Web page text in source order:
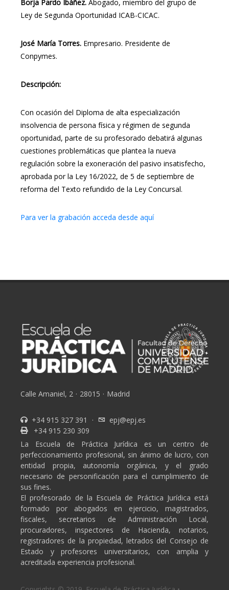
Borja Pardo Ibáñez. Abogado, miembro del grupo de
Ley de Segunda Oportunidad ICAB-CICAC.
José María Torres. Empresario. Presidente de
Conpymes.
Descripción:
Con ocasión del Diploma de alta especialización
insolvencia de persona física y régimen de segunda
oportunidad, parte de su profesorado debatirá algunas
cuestiones problemáticas que plantea la nueva
regulación sobre la exoneración del pasivo insatisfecho,
aprobada por la Ley 16/2022, de 5 de septiembre de
reforma del Texto refundido de la Ley Concursal.
Para ver la grabación acceda desde aquí
Calle Amaniel, 2 · 28015 · Madrid
+34 915 327 391 ·
epj@epj.es
+34 915 230 309
La Escuela de Práctica Jurídica es un centro de
perfeccionamiento profesional, sin ánimo de lucro, con
entidad propia, autonomía orgánica, y el grado
necesario de personificación para el cumplimiento de
sus fines.
El profesorado de la Escuela de Práctica Jurídica está
formado por abogados en ejercicio, magistrados,
fiscales, secretarios de Administración Local,
procuradores, inspectores de Hacienda, notarios,
registradores de la propiedad, letrados del Consejo de
Estado y profesores universitarios, con amplia y
acreditada experiencia profesional.